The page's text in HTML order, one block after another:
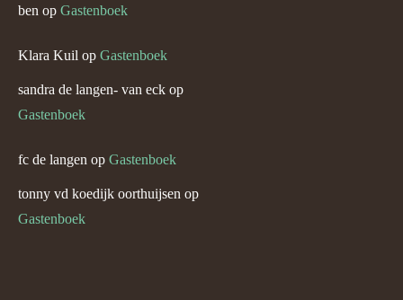
ben op Gastenboek
Klara Kuil op Gastenboek
sandra de langen- van eck op
Gastenboek
fc de langen op Gastenboek
tonny vd koedijk oorthuijsen op
Gastenboek